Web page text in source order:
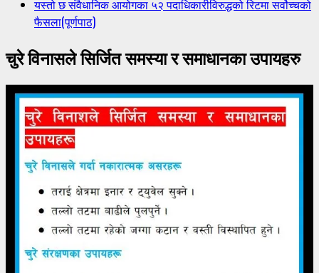
यस्तो छ संवैधानिक आयोगका ५२ पदाधिकारीविरुद्धको रिटमा सर्वोच्चको
फैसला(पूर्णपाठ)
चुरे विनासले सिर्जित समस्या र समाधानका उपायहरु